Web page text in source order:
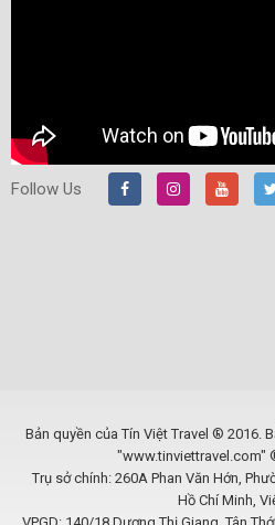
Follow Us
Bản quyền của Tín Việt Travel ® 2016.
"www.tinviettravel.com"
Trụ sở chính: 260A Phan Văn Hớn,
Hồ Chí Minh,